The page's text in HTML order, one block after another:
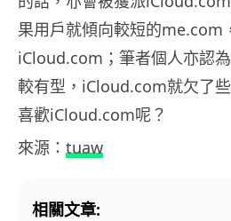
果用戶就傾向較短的me.com
iCloud.com；筆者個人亦認
較有型，iCloud.com就欠了
喜歡iCloud.com呢？
來源： tuaw
相關文章: